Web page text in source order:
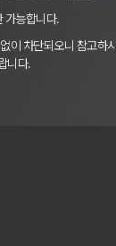
가능합니다.
이 차단되오니 참고하
니다.